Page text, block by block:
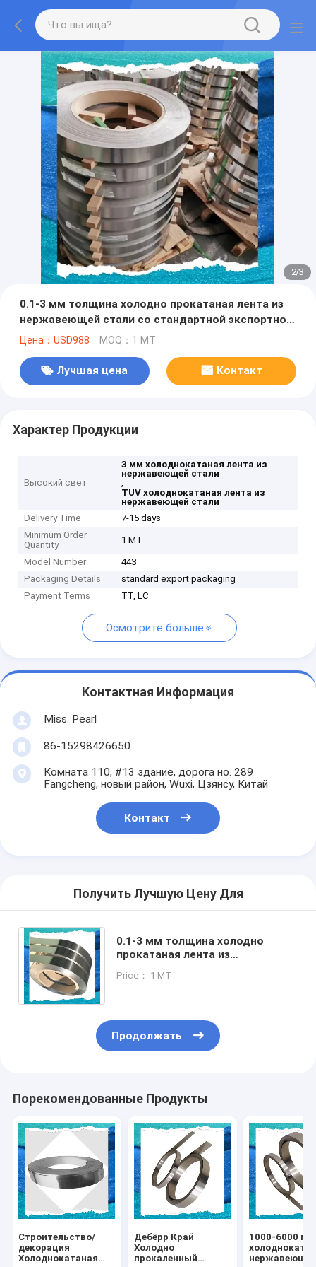
2/3
0.1-3 мм толщина холодно прокатаная лента из
нержавеющей стали со стандартной экспортной
упаковкой
Цена：USD988 MOQ：1 MT
Лучшая цена Контакт
Характер Продукции
Высокий свет
3 мм холоднокатаная лента из
нержавеющей стали
,
TUV холоднокатаная лента из
нержавеющей стали
Delivery Time
7-15 days
Minimum Order
Quantity
1 MT
Model Number
443
Packaging Details
standard export packaging
Payment Terms
TT, LC
Осмотрите больше
Контактная Информация
Miss. Pearl
86-15298426650
Комната 110, #13 здание, дорога но. 289
Fangcheng, новый район, Wuxi, Цзянсу, Китай
Контакт
Получить Лучшую Цену Для
0.1-3 мм толщина холодно
прокатаная лента из
стандартной экспортной
Price： 1 MT
Продолжать
Порекомендованные Продукты
Строительство/
декорация
Холоднокатаная
Дебёрр Край
Холодно
прокаленный
1000-6000 мм